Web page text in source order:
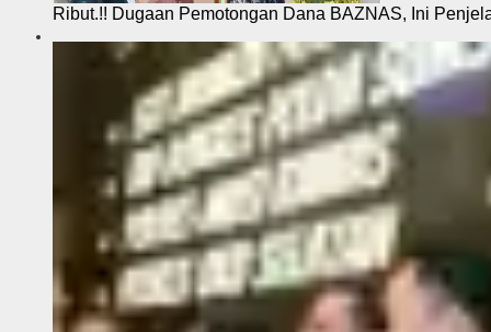
Ribut.!! Dugaan Pemotongan Dana BAZNAS, Ini